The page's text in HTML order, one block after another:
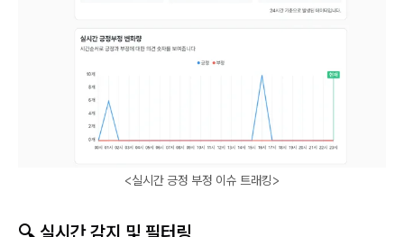
<실시간 긍정 부정 이슈 트래킹>